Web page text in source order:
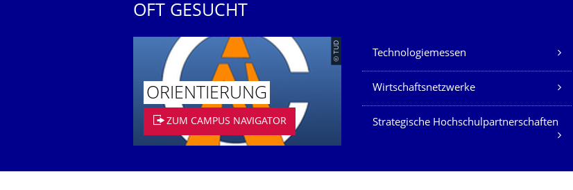
OFT GESUCHT
© TUD
ORIENTIERUNG
ZUM CAMPUS NAVIGATOR
Unsere Dienste
Technologiemessen
Wirtschaftsnetzwerke
Strategische Hochschulpartnerschaften